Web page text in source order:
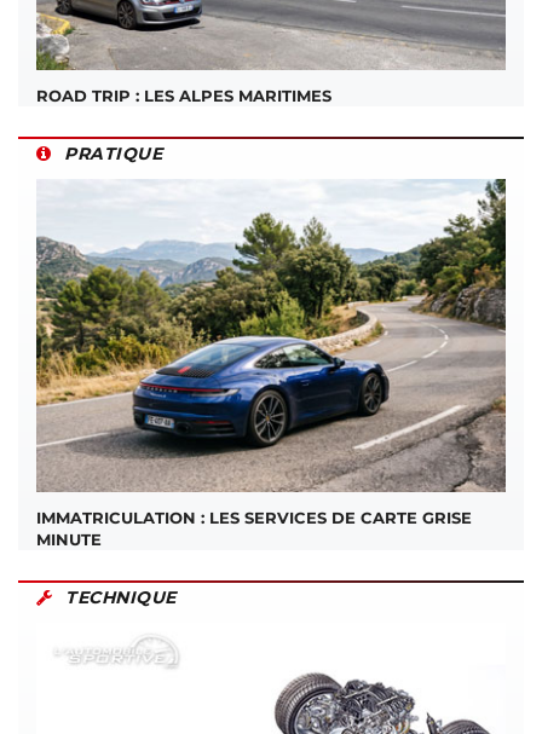
ROAD TRIP : LES ALPES MARITIMES
PRATIQUE
IMMATRICULATION : LES SERVICES DE CARTE GRISE
MINUTE
TECHNIQUE